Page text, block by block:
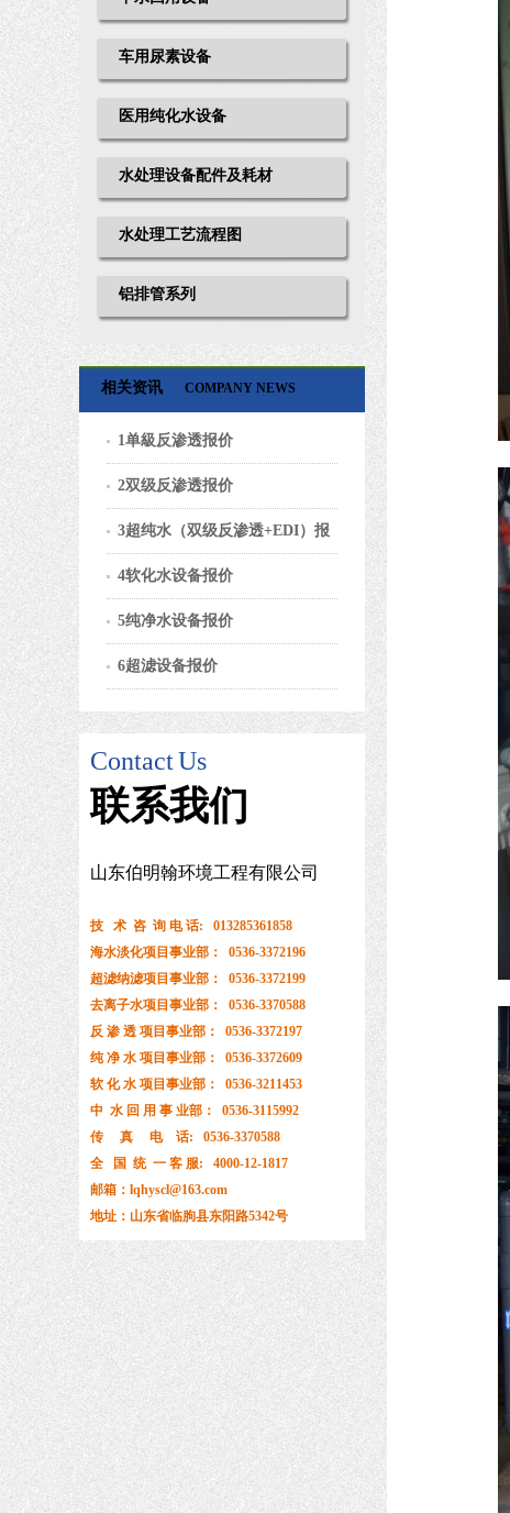
车用尿素设备
医用纯化水设备
水处理设备配件及耗材
水处理工艺流程图
铝排管系列
相关资讯 COMPANY NEWS
1单級反渗透报价
2双级反渗透报价
3超纯水（双级反渗透+EDI）报
4软化水设备报价
5纯净水设备报价
6超滤设备报价
ContactUs
联系我们
山东伯明翰环境工程有限公司
技 术 咨 询 电 话: 013285361858
海水淡化项目事业部： 0536-3372196
超滤纳滤项目事业部： 0536-3372199
去离子水项目事业部： 0536-3370588
反 渗 透 项目事业部： 0536-3372197
纯 净 水 项目事业部： 0536-3372609
软 化 水 项目事业部： 0536-3211453
中 水 回 用 事 业部： 0536-3115992
传 真 电 话: 0536-3370588
全 国 统 一 客 服: 4000-12-1817
邮箱：lqhyscl@163.com
地址：山东省临朐县东阳路5342号